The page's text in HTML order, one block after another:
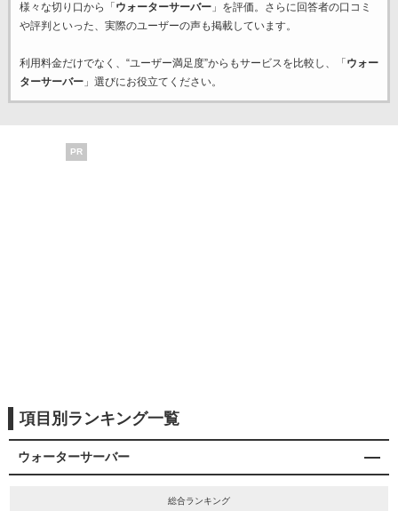
様々な切り口から「 ウォーターサーバー」を評価。さらに回答者の口コミ
や評判といった、実際のユーザーの声も掲載しています。
利用料金だけでなく、“ユーザー満足度”からもサービスを比較し、「 ウォー
ターサーバー」選びにお役立てください。
PR
項目別ランキング一覧
ウォーターサーバー
総合ランキング